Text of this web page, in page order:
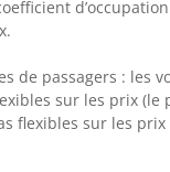
de passagers : les
sur les prix
flexibles sur les prix